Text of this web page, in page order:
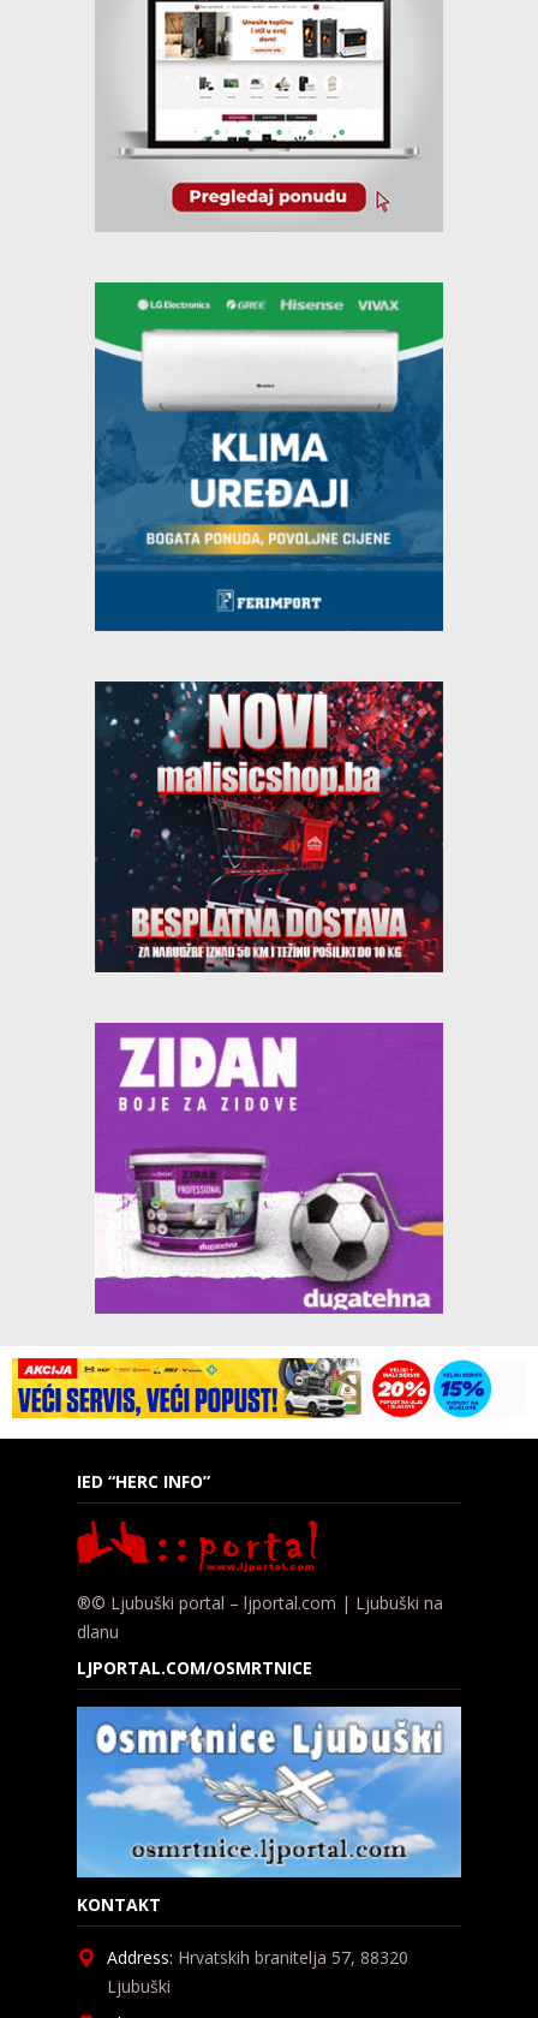
IED “HERC INFO”
®© Ljubuški portal – ljportal.com | Ljubuški na
dlanu
LJPORTAL.COM/OSMRTNICE
KONTAKT
Address: Hrvatskih branitelja 57, 88320
Ljubuški